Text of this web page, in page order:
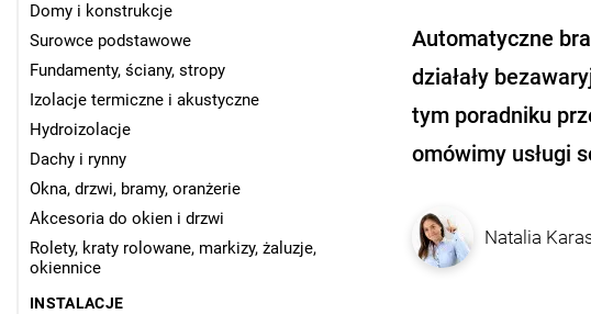
Domy i konstrukcje
Surowce podstawowe
Fundamenty, ściany, stropy
Izolacje termiczne i akustyczne
Hydroizolacje
Dachy i rynny
Okna, drzwi, bramy, oranżerie
Akcesoria do okien i drzwi
Rolety, kraty rolowane, markizy, żaluzje,
okiennice
INSTALACJE
Automatyczne
działały
tym poradniku
omówimy usługi
Natalia